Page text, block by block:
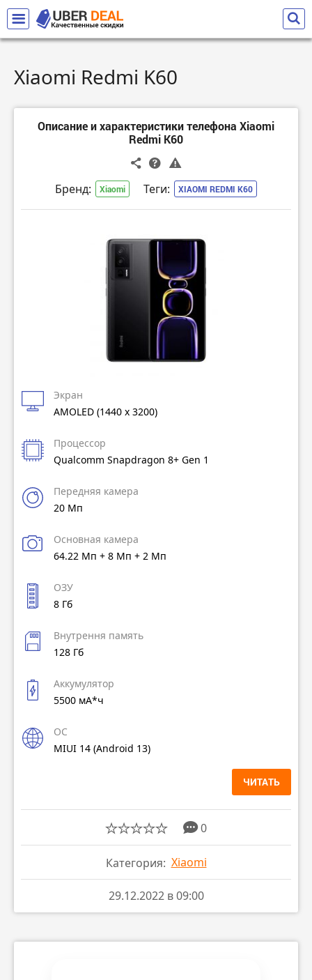
Xiaomi Redmi K60
Описание и характеристики телефона Xiaomi
Redmi K60
Бренд: Xiaomi Теги: XIAOMI REDMI K60
Экран
AMOLED (1440 x 3200)
Процессор
Qualcomm Snapdragon 8+ Gen 1
Передняя камера
20 Мп
Основная камера
64.22 Мп + 8 Мп + 2 Мп
ОЗУ
8 Гб
Внутрення память
128 Гб
Аккумулятор
5500 мА*ч
ОС
MIUI 14 (Android 13)
ЧИТАТЬ
0
Категория: Xiaomi
29.12.2022 в 09:00